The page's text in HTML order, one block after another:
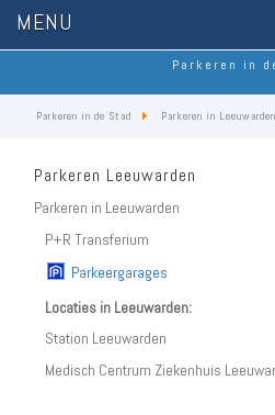
MENU
Parkeren in
Parkeren in de Stad Parkeren in Leeuwarden
Parkeren Leeuwarden
Parkeren in Leeuwarden
P+R Transferium
Parkeergarages
Locaties in Leeuwarden:
Station Leeuwarden
Medisch Centrum Ziekenhuis